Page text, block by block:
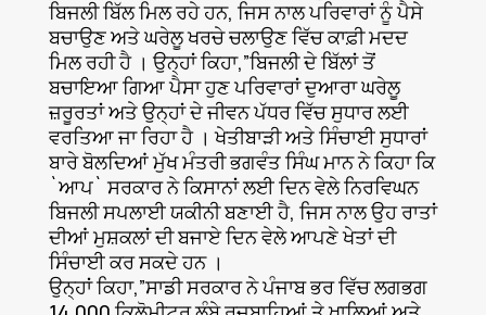
ਬਿਜਲੀ ਬਿੱਲ ਮਿਲ ਰਹੇ ਹਨ, ਜਿਸ ਨਾਲ ਪਰਿਵਾਰਾਂ ਨੂੰ ਪੈਸੇ
ਬਚਾਉਣ ਅਤੇ ਘਰੇਲੂ ਖਰਚੇ ਚਲਾਉਣ ਵਿੱਚ ਕਾਫ਼ੀ ਮਦਦ
ਮਿਲ ਰਹੀ ਹੈ । ਉਨ੍ਹਾਂ ਕਿਹਾ,”ਬਿਜਲੀ ਦੇ ਬਿੱਲਾਂ ਤੋਂ
ਬਚਾਇਆ ਗਿਆ ਪੈਸਾ ਹੁਣ ਪਰਿਵਾਰਾਂ ਦੁਆਰਾ ਘਰੇਲੂ
ਜ਼ਰੂਰਤਾਂ ਅਤੇ ਉਨ੍ਹਾਂ ਦੇ ਜੀਵਨ ਪੱਧਰ ਵਿੱਚ ਸੁਧਾਰ ਲਈ
ਵਰਤਿਆ ਜਾ ਰਿਹਾ ਹੈ । ਖੇਤੀਬਾੜੀ ਅਤੇ ਸਿੰਚਾਈ ਸੁਧਾਰਾਂ
ਬਾਰੇ ਬੋਲਦਿਆਂ ਮੁੱਖ ਮੰਤਰੀ ਭਗਵੰਤ ਸਿੰਘ ਮਾਨ ਨੇ ਕਿਹਾ ਕਿ
`ਆਪ` ਸਰਕਾਰ ਨੇ ਕਿਸਾਨਾਂ ਲਈ ਦਿਨ ਵੇਲੇ ਨਿਰਵਿਘਨ
ਬਿਜਲੀ ਸਪਲਾਈ ਯਕੀਨੀ ਬਣਾਈ ਹੈ, ਜਿਸ ਨਾਲ ਉਹ ਰਾਤਾਂ
ਦੀਆਂ ਮੁਸ਼ਕਲਾਂ ਦੀ ਬਜਾਏ ਦਿਨ ਵੇਲੇ ਆਪਣੇ ਖੇਤਾਂ ਦੀ
ਸਿੰਚਾਈ ਕਰ ਸਕਦੇ ਹਨ ।
ਉਨ੍ਹਾਂ ਕਿਹਾ,”ਸਾਡੀ ਸਰਕਾਰ ਨੇ ਪੰਜਾਬ ਭਰ ਵਿੱਚ ਲਗਭਗ